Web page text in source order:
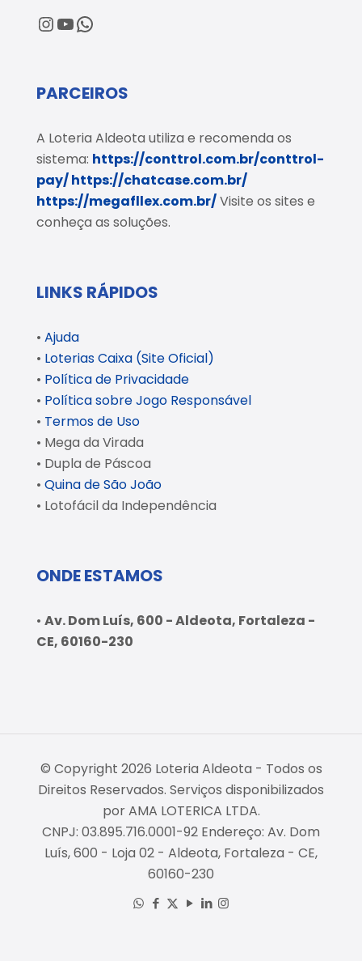
@loteriaaldeota
@loteriaaldeota
Central de Atendimento
PARCEIROS
A Loteria Aldeota utiliza e recomenda os
sistema: https://conttrol.com.br/conttrol-
pay/https://chatcase.com.br/
https://megafllex.com.br/Visite os sites e
conheça as soluções.
LINKS RÁPIDOS
• Ajuda
• Loterias Caixa (Site Oficial)
• Política de Privacidade
• Política sobre Jogo Responsável
• Termos de Uso
• Mega da Virada
• Dupla de Páscoa
• Quina de São João
• Lotofácil da Independência
ONDE ESTAMOS
• Av. Dom Luís, 600 - Aldeota, Fortaleza -
CE, 60160-230
© Copyright 2026 Loteria Aldeota - Todos os
Direitos Reservados. Serviços disponibilizados
por AMA LOTERICA LTDA.
CNPJ: 03.895.716.0001-92 Endereço: Av. Dom
Luís, 600 - Loja 02 - Aldeota, Fortaleza - CE,
60160-230